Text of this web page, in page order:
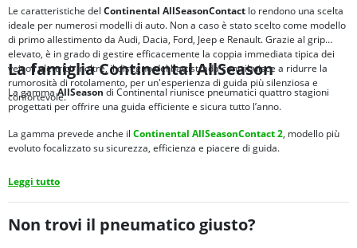
Le caratteristiche del Continental AllSeasonContact lo rendono una scelta
ideale per numerosi modelli di auto. Non a caso è stato scelto come modello
di primo allestimento da Audi, Dacia, Ford, Jeep e Renault. Grazie al grip
elevato, è in grado di gestire efficacemente la coppia immediata tipica dei
veicoli elettrici. Inoltre, il disegno del battistrada contribuisce a ridurre la
rumorosità di rotolamento, per un'esperienza di guida più silenziosa e
confortevole.
La famiglia Continental AllSeason
La gammaAllSeason di Continental riunisce pneumatici quattro stagioni
progettati per offrire una guida efficiente e sicura tutto l’anno.
La gamma prevede anche il Continental AllSeasonContact 2, modello più
evoluto focalizzato su sicurezza, efficienza e piacere di guida.
Leggi tutto
Non trovi il pneumatico giusto?